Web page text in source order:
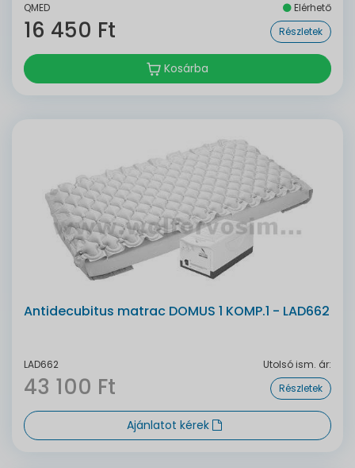
QMED Elérhető
16 450 Ft Részletek
Kosárba
Antidecubitus matrac DOMUS 1 KOMP.1 - LAD662
LAD662 Utolsó ism. ár:
43 100 Ft Részletek
Ajánlatot kérek